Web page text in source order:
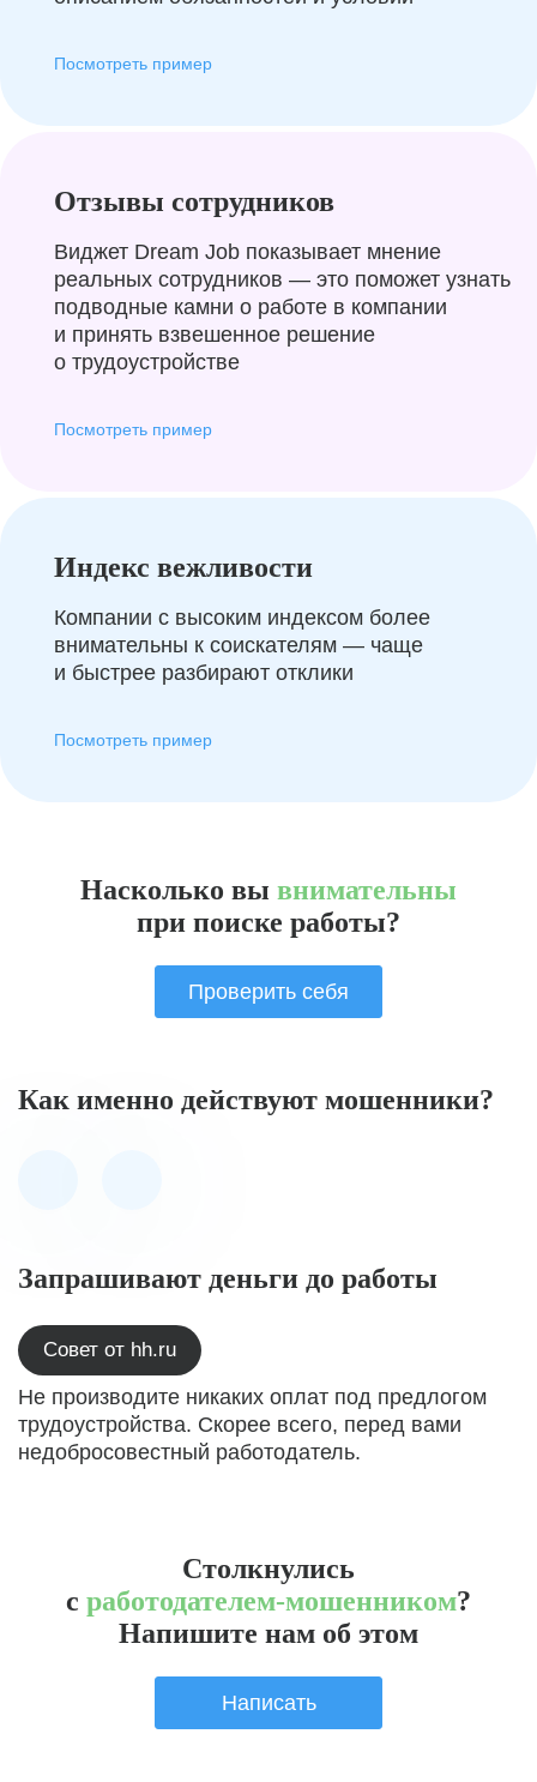
Посмотреть пример
Отзывы сотрудников
Виджет Dream Job показывает мнение
реальных сотрудников — это поможет узнать
подводные камни о работе в компании
и принять взвешенное решение
о трудоустройстве
Посмотреть пример
Индекс вежливости
Компании с высоким индексом более
внимательны к соискателям — чаще
и быстрее разбирают отклики
Посмотреть пример
Насколько вы внимательны
при поиске работы?
Проверить себя
Как именно действуют мошенники?
Запрашивают деньги до работы
Совет от hh.ru
Не производите никаких оплат под предлогом
трудоустройства. Скорее всего, перед вами
недобросовестный работодатель.
Столкнулись
с работодателем-мошенником?
Напишите нам об этом
Написать